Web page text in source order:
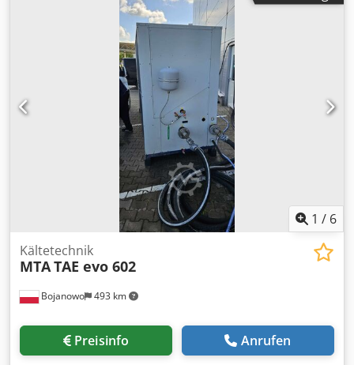
einem Hydraulikmodul (Pumpe und Tank) ausgestattet. Der
Transport ist nicht im Gerätepreis enthalten. Wir
gewähren eine Garantie von 3 Monaten (gilt für das Gebiet
der Republik Polen). Cjdpevptxtofx Adtorf
1 / 6
Bojanowo 493 km
Kältetechnik
MTATAE evo 602
Preisinfo Anrufen